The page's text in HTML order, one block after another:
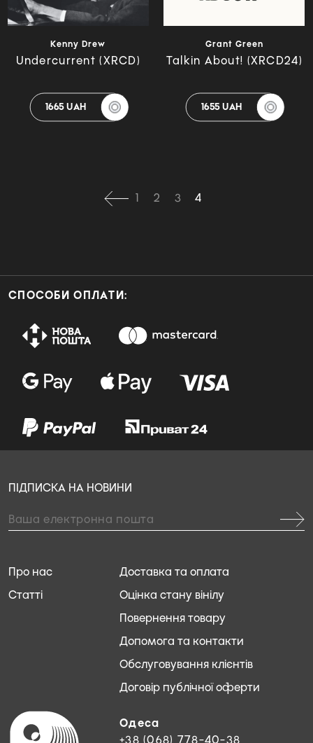
Kenny Drew
Undercurrent (XRCD)
1665 UAH
Grant Green
Talkin About! (XRCD24)
1655 UAH
1 2 3 4
СПОСОБИ ОПЛАТИ:
Одеса
+38 (068) 778-40-38
Доставка та оплата
Оцінка стану вінілу
Повернення товару
Допомога та контакти
Обслуговування клієнтів
Договір публічної оферти
Про нас
Статті
ПІДПИСКА НА НОВИНИ